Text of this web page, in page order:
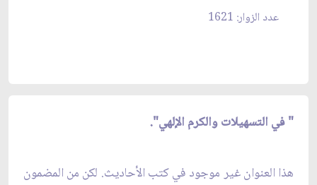
عدد الزوار: 1621
" في التسهيلات والكرم الإلهي".
هذا العنوان غير موجود في كتب الأحاديث. لكن من المضمون